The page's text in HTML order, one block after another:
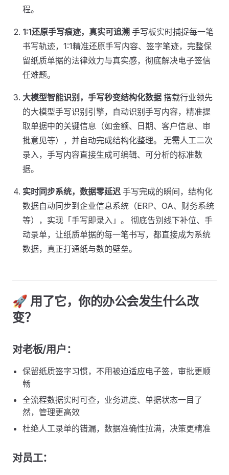
程。
1:1还原手写痕迹，真实可追溯 手写板实时捕捉每一笔
书写轨迹，1:1精准还原手写内容、签字笔迹，完整保
留纸质单据的法律效力与真实感，彻底解决电子签信
任难题。
大模型智能识别，手写秒变结构化数据 搭载行业领先
的大模型手写识别引擎，自动识别手写内容，精准提
取单据中的关键信息（如金额、日期、客户信息、审
批意见等），并自动完成结构化整理。 无需人工二次
录入，手写内容直接生成可编辑、可分析的标准数
据。
实时同步系统，数据零延迟 手写完成的瞬间，结构化
数据自动同步到企业信息系统（ERP、OA、财务系统
等），实现「手写即录入」。 彻底告别线下补位、手
动录单，让纸质单据的每一笔书写，都直接成为系统
数据，真正打通纸与数的壁垒。
🚀 用了它，你的办公会发生什么改
变？
对老板/用户：
保留纸质签字习惯，不用被迫适应电子签，审批更顺
畅
全流程数据实时可查，业务进度、单据状态一目了
然，管理更高效
杜绝人工录单的错漏，数据准确性拉满，决策更精准
对员工：